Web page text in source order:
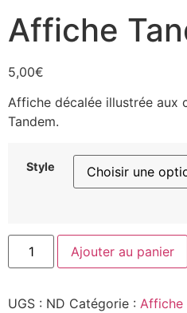
Affiche
5,00€
Affiche décalée illustrée aux
Tandem.
Style
Ajouter au panier
UGS : ND Catégorie : Affiche